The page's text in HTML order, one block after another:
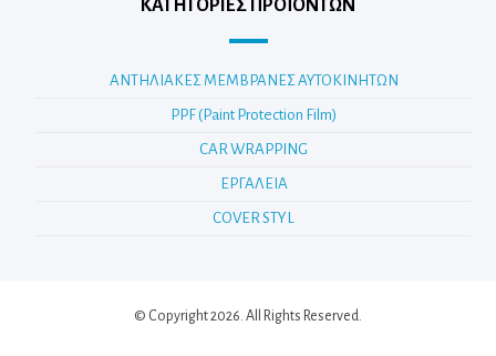
ΚΑΤΗΓΟΡΊΕΣ ΠΡΟΪΌΝΤΩΝ
ΑΝΤΗΛΙΑΚΕΣ ΜΕΜΒΡΑΝΕΣ ΑΥΤΟΚΙΝΗΤΩΝ
PPF (Paint Protection Film)
CAR WRAPPING
ΕΡΓΑΛΕΙΑ
COVER STYL
© Copyright 2026. All Rights Reserved.